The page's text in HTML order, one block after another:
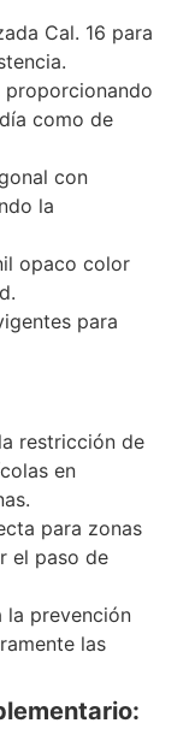
Cal. 16 para
proporcionando
como de
con
la
opaco color
para
restricción de
en
para zonas
el paso de
la prevención
las